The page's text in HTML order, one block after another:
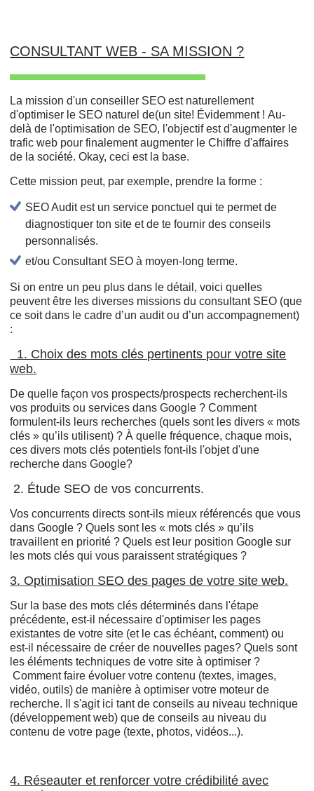
CONSULTANT WEB - SA MISSION ?
La mission d'un conseiller SEO est naturellement
d'optimiser le SEO naturel de(un site! Évidemment ! Au-
delà de l'optimisation de SEO, l'objectif est d'augmenter le
trafic web pour finalement augmenter le Chiffre d'affaires
de la société. Okay, ceci est la base.
Cette mission peut, par exemple, prendre la forme :
SEO Audit est un service ponctuel qui te permet de
diagnostiquer ton site et de te fournir des conseils
personnalisés.
et/ou Consultant SEO à moyen-long terme.
Si on entre un peu plus dans le détail, voici quelles
peuvent être les diverses missions du consultant SEO (que
ce soit dans le cadre d’un audit ou d’un accompagnement)
:
1. Choix des mots clés pertinents pour votre site
web.
De quelle façon vos prospects/prospects recherchent-ils
vos produits ou services dans Google ? Comment
formulent-ils leurs recherches (quels sont les divers « mots
clés » qu’ils utilisent) ? À quelle fréquence, chaque mois,
ces divers mots clés potentiels font-ils l'objet d'une
recherche dans Google?
2. Étude SEO de vos concurrents.
Vos concurrents directs sont-ils mieux référencés que vous
dans Google ? Quels sont les « mots clés » qu’ils
travaillent en priorité ? Quels est leur position Google sur
les mots clés qui vous paraissent stratégiques ?
3. Optimisation SEO des pages de votre site web.
Sur la base des mots clés déterminés dans l'étape
précédente, est-il nécessaire d'optimiser les pages
existantes de votre site (et le cas échéant, comment) ou
est-il nécessaire de créer de nouvelles pages? Quels sont
les éléments techniques de votre site à optimiser ?
Comment faire évoluer votre contenu (textes, images,
vidéo, outils) de manière à optimiser votre moteur de
recherche. Il s'agit ici tant de conseils au niveau technique
(développement web) que de conseils au niveau du
contenu de votre page (texte, photos, vidéos...).
4. Réseauter et renforcer votre crédibilité avec